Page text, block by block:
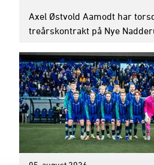
Axel Østvold Aamodt har
treårskontrakt på Nye